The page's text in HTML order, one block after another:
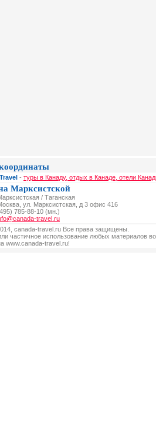
- туры в Канаду, отдых в Канаде, отели
Марксистской
/ Таганская
ул. Марксистская, д 3 офис 416
785-88-10 (мн.)
travel.ru
canada-travel.ru Все права защищены.
частичное использование любых материалов
www.canada-travel.ru!